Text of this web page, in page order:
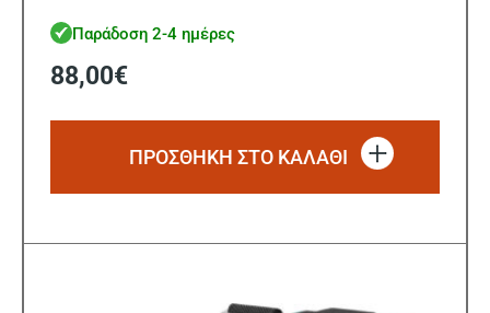
Παράδοση 2-4 ημέρες
88,00€
ΠΡΟΣΘΗΚΗ ΣΤΟ ΚΑΛΑΘΙ